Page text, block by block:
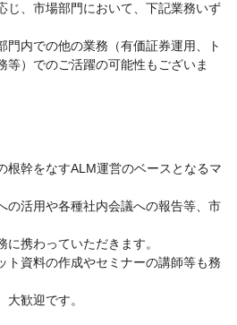
じ、市場部門において、下記業務いず
門内での他の業務（有価証券運用、ト
等）でのご活躍の可能性もございま
根幹をなすALM運営のベースとなるマ
の活用や各種社内会議への報告等、市
携わっていただきます。
ト資料の作成やセミナーの講師等も務
歓迎です。